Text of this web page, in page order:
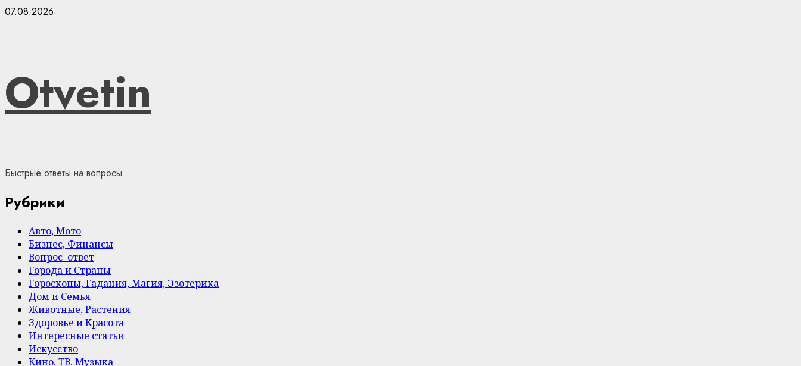
Skip
07.08.2026
Otvetin
Быстрые ответы на вопросы
Рубрики
Авто, Мото
Бизнес, Финансы
Вопрос–ответ
Города и Страны
Гороскопы, Гадания, Магия, Эзотерика
Дом и Семья
Животные, Растения
Здоровье и Красота
Интересные статьи
Искусство
Кино, ТВ, Музыка